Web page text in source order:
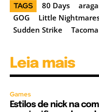
TAGS 80 Days
GOG
Little
Sudden Strike
Tacoma
Leia mais
Games
Estilos de nick na